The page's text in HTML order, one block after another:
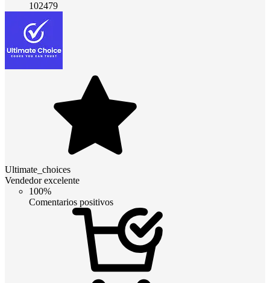
102479
Ultimate_choices
Vendedor excelente
100%
Comentarios positivos